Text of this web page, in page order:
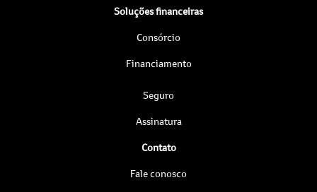
Soluções financeiras
Consórcio
Financiamento
Seguro
Assinatura
Contato
Fale conosco